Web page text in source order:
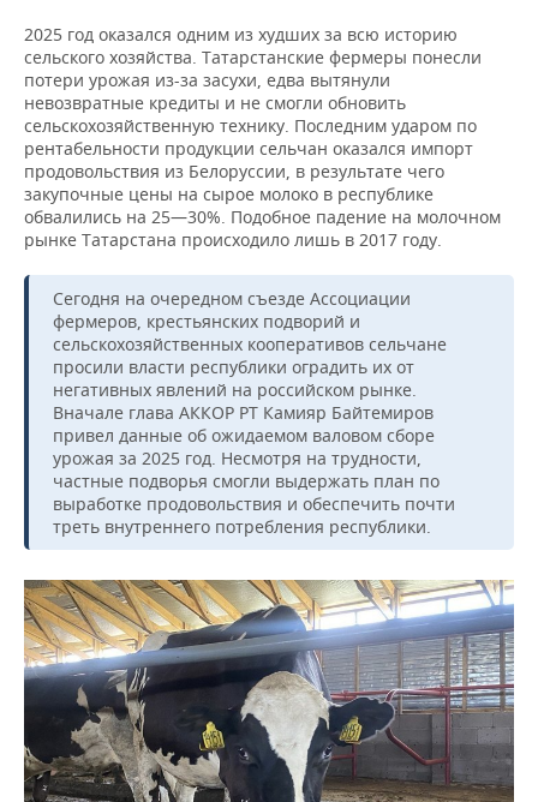
2025 год оказался одним из худших за всю историю
сельского хозяйства. Татарстанские фермеры понесли
потери урожая из-за засухи, едва вытянули
невозвратные кредиты и не смогли обновить
сельскохозяйственную технику. Последним ударом по
рентабельности продукции сельчан оказался импорт
продовольствия из Белоруссии, в результате чего
закупочные цены на сырое молоко в республике
обвалились на 25—30%. Подобное падение на молочном
рынке Татарстана происходило лишь в 2017 году.
Сегодня на очередном съезде Ассоциации
фермеров, крестьянских подворий и
сельскохозяйственных кооперативов сельчане
просили власти республики оградить их от
негативных явлений на российском рынке.
Вначале глава АККОР РТ Камияр Байтемиров
привел данные об ожидаемом валовом сборе
урожая за 2025 год. Несмотря на трудности,
частные подворья смогли выдержать план по
выработке продовольствия и обеспечить почти
треть внутреннего потребления республики.